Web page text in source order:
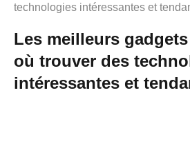
espaces de travail
4. Gadgets insolites et amusants
divertissement
Comment trouver les meilleurs
technologies intéressantes et
Les meilleurs
où trouver des
intéressantes et